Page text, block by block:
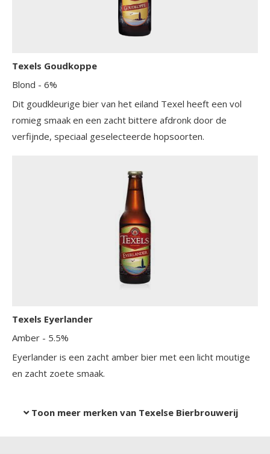
Texels Goudkoppe
Blond - 6%
Dit goudkleurige bier van het eiland Texel heeft een vol
romieg smaak en een zacht bittere afdronk door de
verfijnde, speciaal geselecteerde hopsoorten.
Texels Eyerlander
Amber - 5.5%
Eyerlander is een zacht amber bier met een licht moutige
en zacht zoete smaak.
Toon meer merken van Texelse Bierbrouwerij